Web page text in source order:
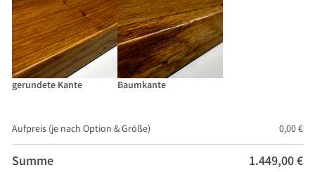
gerundete Kante Baumkante
Aufpreis (je nach Option & Größe) 0,00€
Summe 1.449,00€